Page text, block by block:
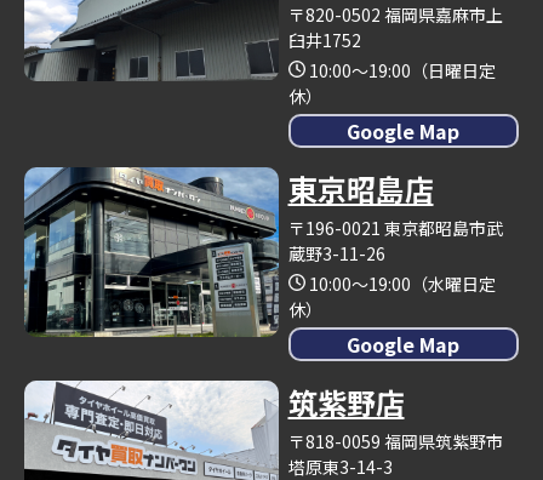
〒820-0502 福岡県嘉麻市上
臼井1752
10:00～19:00（日曜日定
休）
Google Map
東京昭島店
〒196-0021 東京都昭島市武
蔵野3-11-26
10:00～19:00（水曜日定
休）
Google Map
筑紫野店
〒818-0059 福岡県筑紫野市
塔原東3-14-3